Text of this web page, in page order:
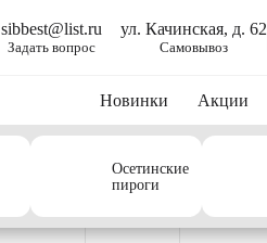
sibbest@list.ru
Задать вопрос
ул. Качинская, д. 62
Самовывоз
Новинки Акции
Осетинские
пироги